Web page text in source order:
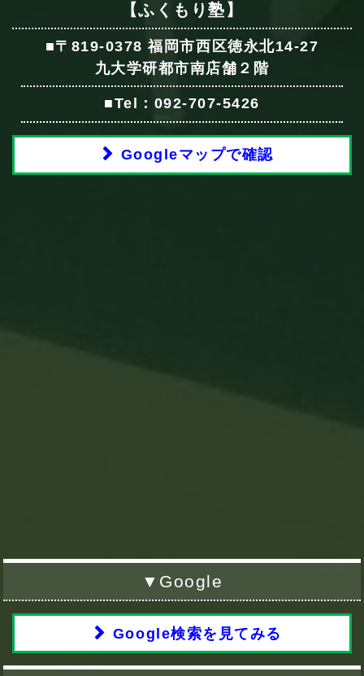
【ふくもり塾】
■〒819-0378 福岡市西区徳永北14-27
九大学研都市南店舗２階
■Tel：092-707-5426
Googleマップで確認
▼Google
Google検索を見てみる